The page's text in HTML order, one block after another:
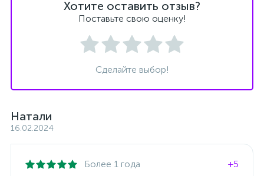
Хотите оставить отзыв?
Поставьте свою оценку!
Сделайте выбор!
Натали
16.02.2024
Более 1 года
+5